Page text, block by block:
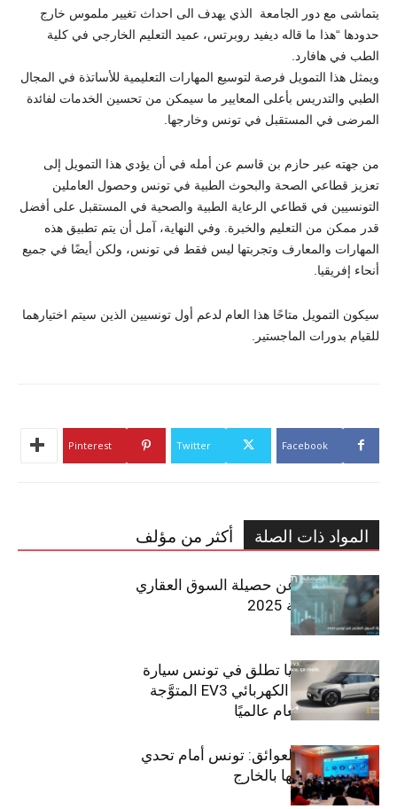
يتماشى مع دور الجامعة الذي يهدف الى احداث تغيير ملموس خارج
حدودها “هذا ما قاله ديفيد روبرتس، عميد التعليم الخارجي في كلية
الطب في هافارد.
ويمثل هذا التمويل فرصة لتوسيع المهارات التعليمية للأساتذة في المجال
الطبي والتدريس بأعلى المعايير ما سيمكن من تحسين الخدمات لفائدة
المرضى في المستقبل في تونس وخارجها.
من جهته عبر حازم بن قاسم عن أمله في أن يؤدي هذا التمويل إلى
تعزيز قطاعي الصحة والبحوث الطبية في تونس وحصول العاملين
التونسيين في قطاعي الرعاية الطبية والصحية في المستقبل على أفضل
قدر ممكن من التعليم والخبرة. وفي النهاية، آمل أن يتم تطبيق هذه
المهارات والمعارف وتجربتها ليس فقط في تونس، ولكن أيضًا في جميع
أنحاء إفريقيا
سيكون التمويل متاحًا هذا العام لدعم أول تونسيين الذين سيتم اختيارهما
للقيام بدورات الماجستير.
Facebook
Twitter
Pinterest
المواد ذات الصلة أكثر من مؤلف
مبوب تكشف عن حصيلة السوق العقاري
في تونس لسنة 2025
سيتي كارز – كيا تطلق في تونس سيارة
الـدفع الرباعي الكهربائي EV3 المتوَّجة
بلقب سيارة العام عالميًا
بين الطموح والعوائق: تونس أمام تحدي
استعادة كفاءاتها بالخارج